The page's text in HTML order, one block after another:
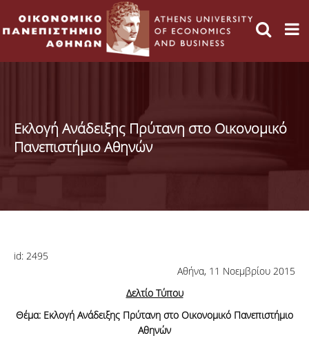
Εκλογή Ανάδειξης Πρύτανη στο Οικονομικό
Πανεπιστήμιο Αθηνών
id: 2495
Αθήνα, 11 Νοεμβρίου 2015
Δελτίο Τύπου
Θέμα: Εκλογή Ανάδειξης Πρύτανη στο Οικονομικό Πανεπιστήμιο
Αθηνών